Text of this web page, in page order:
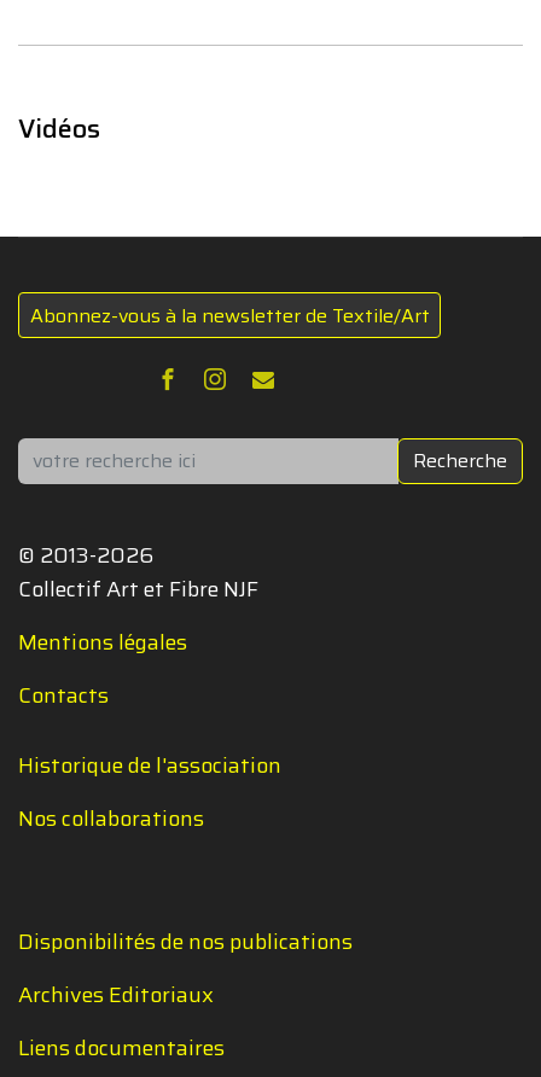
Vidéos
Abonnez-vous à la newsletter de Textile/Art
Rechercher Recherche
© 2013-2026
Collectif Art et Fibre NJF
Mentions légales
Contacts
Historique de l'association
Nos collaborations
Disponibilités de nos publications
Archives Editoriaux
Liens documentaires